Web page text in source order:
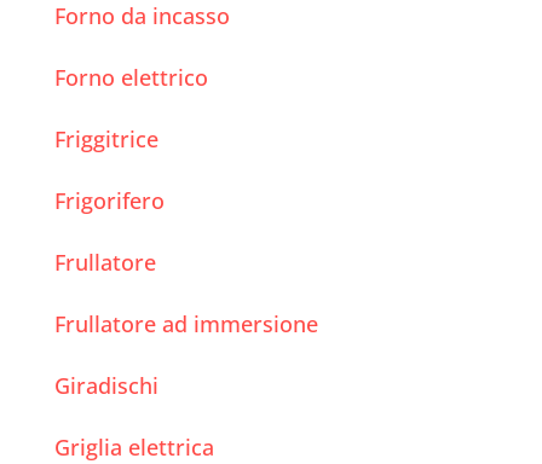
Forno da incasso
Forno elettrico
Friggitrice
Frigorifero
Frullatore
Frullatore ad immersione
Giradischi
Griglia elettrica